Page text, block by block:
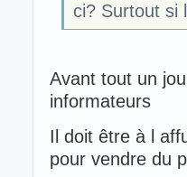
ci? Surtout si
Avant tout un
informateurs
Il doit être à l
pour vendre du